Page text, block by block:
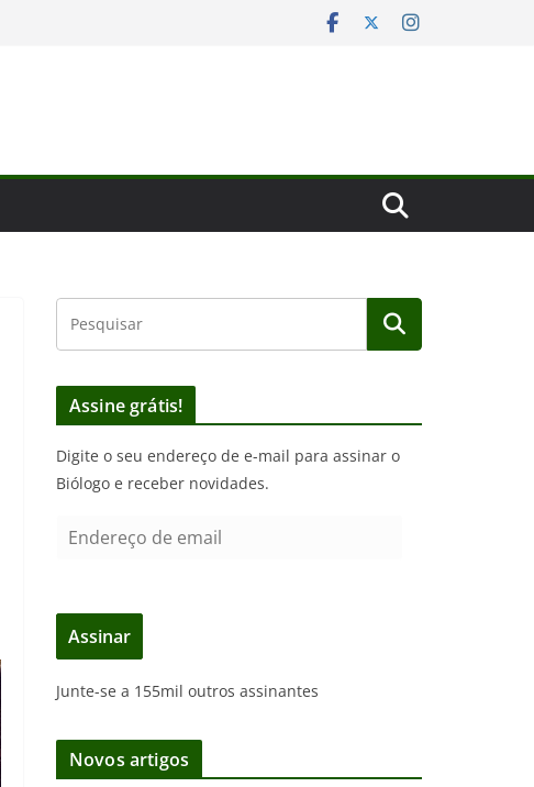
Assine grátis!
Digite o seu endereço de e-mail para assinar o
Biólogo e receber novidades.
e
e
ç
d
e
Assinar
Junte-se a 155mil outros assinantes
Novos artigos